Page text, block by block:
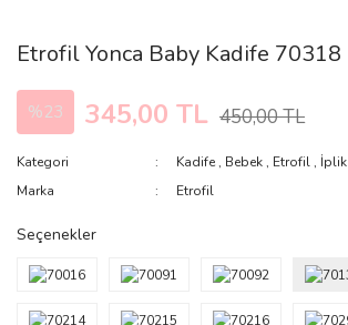
Etrofil Yonca Baby Kadife 70318
%23 345,00 TL 450,00 TL
Kategori Kadife , Bebek , Etrofil, İplik
Marka
Etrofil
Seçenekler